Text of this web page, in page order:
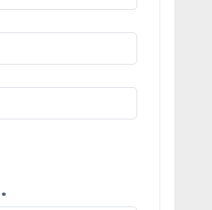
*